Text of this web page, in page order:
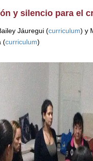
y silencio para el
Jáuregui (curriculum) y
(curriculum)